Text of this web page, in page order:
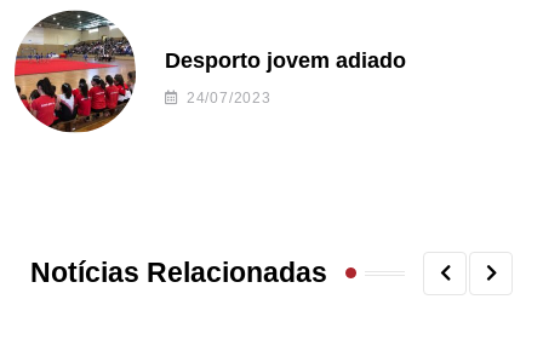
Desporto jovem adiado
24/07/2023
Notícias Relacionadas